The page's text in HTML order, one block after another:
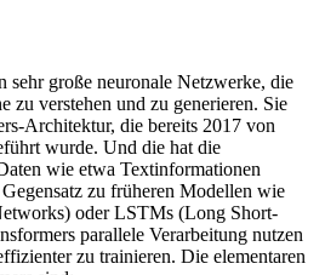
große neuronale Netzwerke, die
zu verstehen und zu generieren. Sie
Architektur, die bereits 2017 von
wurde. Und die hat die
wie etwa Textinformationen
zu früheren Modellen wie
oder LSTMs (Long Short-
parallele Verarbeitung nutzen
zu trainieren. Die elementaren